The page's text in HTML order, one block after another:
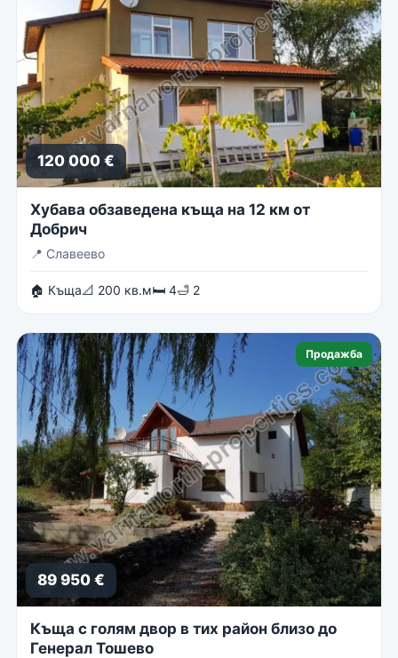
120 000 €
Хубава обзаведена къща на 12 км от
Добрич
📍 Славеево
🏠 Къща📐 200 кв.м🛏 4🛁 2
Продажба
89 950 €
Къща с голям двор в тих район близо до
Генерал Тошево